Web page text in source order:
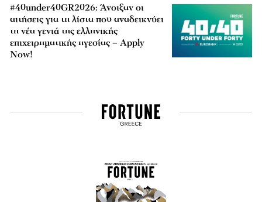
#40under40GR2026: Άνοιξαν οι
αιτήσεις για τη λίστα που αναδεικνύει
τη νέα γενιά της ελληνικής
επιχειρηματικής ηγεσίας – Apply
Now!